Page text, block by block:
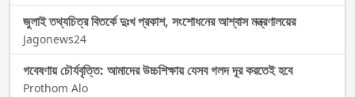
জুলাই তথ্যচিত্র বিতর্কে দুঃখ প্রকাশ, সংশোধনের আশ্বাস মন্ত্রণালয়ের
Jagonews24
গবেষণায় চৌর্যবৃত্তি: আমাদের উচ্চশিক্ষায় যেসব গলদ দূর করতেই হবে
Prothom Alo